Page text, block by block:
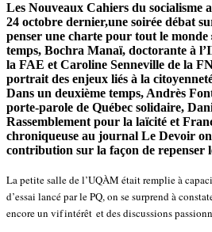
Les Nouveaux Cahiers du socialisme
24 octobre dernier,une soirée débat
penser une charte pour tout le
temps, Bochra Manaï, doctorante à
la FAE et Caroline Senneville de la
portrait des enjeux liés à la
Dans un deuxième temps, Andrès
porte-parole de Québec solidaire,
Rassemblement pour la laïcité et
chroniqueuse au journal Le Devoir
contribution sur la façon de repenser
La petite salle de l’UQÀM était remplie à
d’essai lancé par le PQ, on se surprend à
encore un vif intérêt et des discussions